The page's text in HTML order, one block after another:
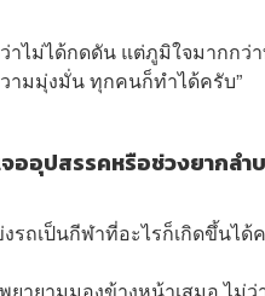
าไม่ได้กดดัน แต่ภูมิใจมากกว่
ามมุ่งมั่น ทุกคนก็ทำได้ครับ”
จออุปสรรคหรือช่วงยากลำ
งรถเป็นกีฬาที่อะไรก็เกิดขึ้นไ
ยายามมองข้างหน้าเสมอ ไม่